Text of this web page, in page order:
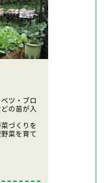
ツ・ブロ
の苗が入
づくりを
菜を育て